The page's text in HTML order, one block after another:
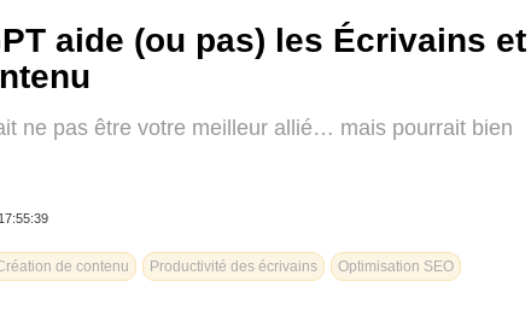
aide (ou pas) les Écrivains et
ne pas être votre meilleur allié… mais pourrait bien
de contenu Productivité des écrivains Optimisation SEO